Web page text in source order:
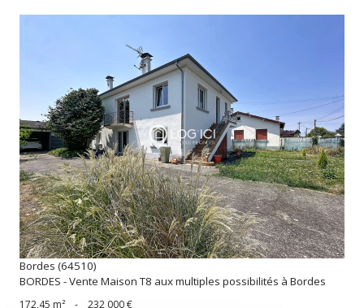
voir le bien
Bordes (64510)
BORDES - Vente Maison T8 aux multiples possibilités à Bordes
172,45 m² - 232 000 €